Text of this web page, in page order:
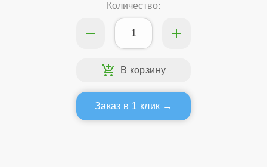
Количество:
Заказ в 1 клик